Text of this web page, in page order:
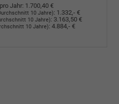
Jahr: 1.700,40 €
10 Jahre): 1.332,- €
10 Jahre): 3.163,50 €
10 Jahre): 4.884,- €